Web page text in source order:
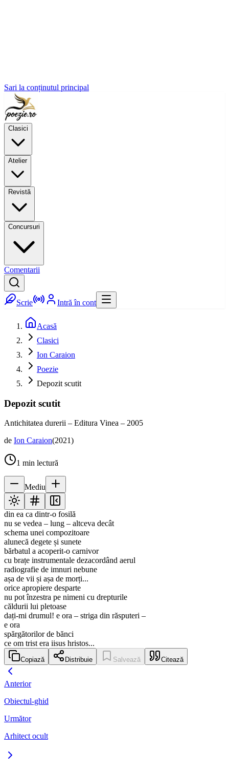
Sari la conținutul principal
Clasici
Atelier
Revistă
Concursuri
Comentarii
Scrie Intră în cont
Acasă
Clasici
Ion Caraion
Poezie
Depozit scutit
Depozit scutit
Antichitatea durerii – Editura Vinea – 2005
de Ion Caraion(2021)
1 min lectură
Mediu
din ea ca dintr-o fosilă
nu se vedea – lung – altceva decât
schema unei compozitoare
alunecă degete și sunete
bărbatul a acoperit-o carnivor
cu brațe instrumentale dezacordând aerul
radiografie de imnuri nebune
așa de vii și așa de morți...
orice apropiere desparte
nu pot înzestra pe nimeni cu drepturile
căldurii lui pletoase
dați-mi drumul! e ora – striga din răsputeri –
e ora
spărgătorilor de bănci
ce om trist era iisus hristos...
Copiază Distribuie Salvează Citează
Anterior
Obiectul-ghid
Următor
Arhitect ocult